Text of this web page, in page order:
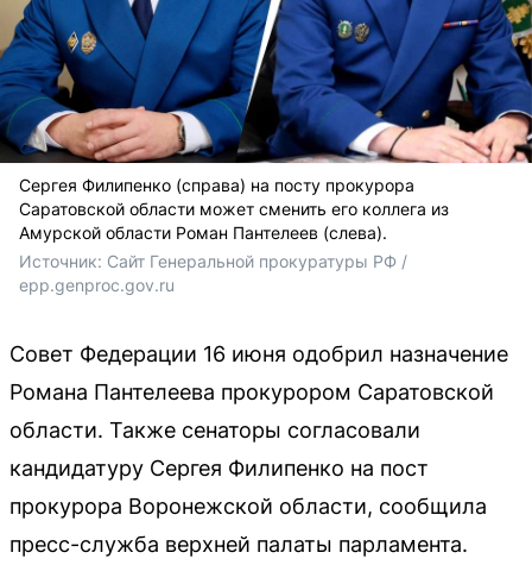
Сергея Филипенко (справа) на посту прокурора
Саратовской области может сменить его коллега из
Амурской области Роман Пантелеев (слева).
Источник: Сайт Генеральной прокуратуры РФ /
epp.genproc.gov.ru
Совет Федерации 16 июня одобрил назначение
Романа Пантелеева прокурором Саратовской
области. Также сенаторы согласовали
кандидатуру Сергея Филипенко на пост
прокурора Воронежской области, сообщила
пресс-служба верхней палаты парламента.